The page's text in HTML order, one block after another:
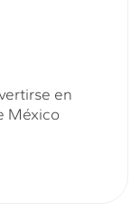
en
México